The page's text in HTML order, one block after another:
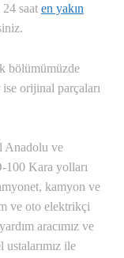
saat en yakın
bölümümüzde
orijinal parçaları
Anadolu ve
100 Kara yolları
kamyon ve
ve oto elektrikçi
aracımız ve
ustalarımız ile